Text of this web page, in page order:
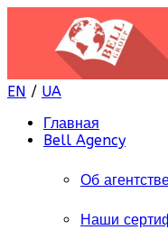
EN / UA
Главная
Bell Agency
Об
Наши